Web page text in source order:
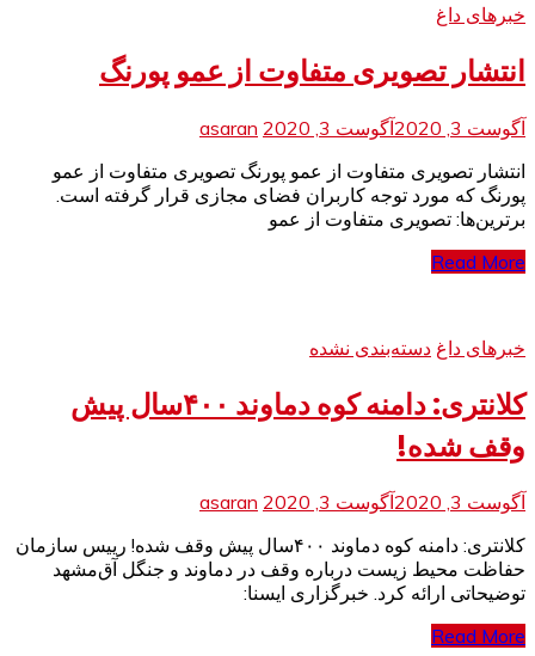
خبرهای داغ
انتشار تصویری متفاوت از عمو پورنگ
آگوست 3, 2020 آگوست 3, 2020
asaran
انتشار تصویری متفاوت از عمو پورنگ تصویری متفاوت از عمو
پورنگ که مورد توجه کاربران فضای مجازی قرار گرفته است.
برترین‌ها: تصویری متفاوت از عمو
Read More
خبرهای داغ دسته‌بندی نشده
کلانتری: دامنه کوه دماوند ۴۰۰سال پیش
وقف شده!
آگوست 3, 2020 آگوست 3, 2020
asaran
کلانتری: دامنه کوه دماوند ۴۰۰سال پیش وقف شده! رییس سازمان
حفاظت محیط زیست درباره وقف در دماوند و جنگل آق‌مشهد
توضیحاتی ارائه کرد. خبرگزاری ایسنا:
Read More